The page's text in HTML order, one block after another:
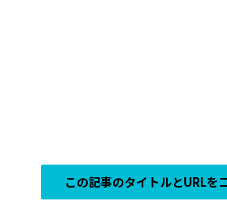
この記事のタイトルとURLを